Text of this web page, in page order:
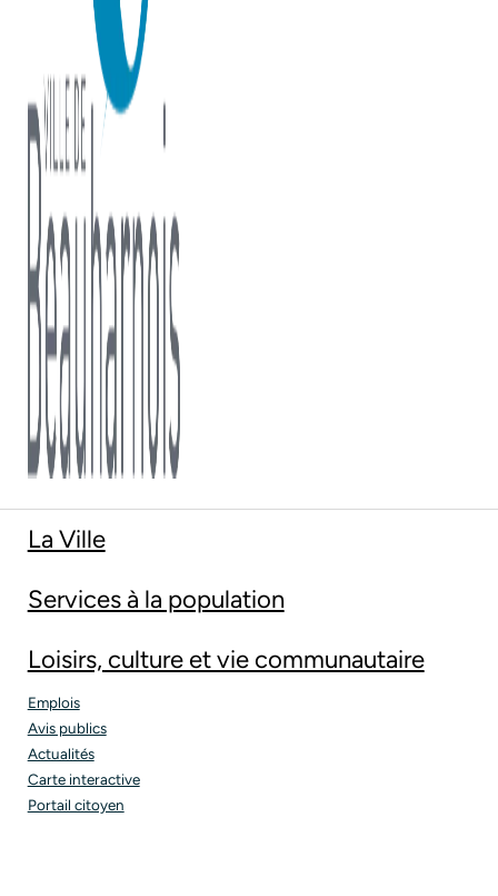
La Ville
Services à la population
Loisirs, culture et vie communautaire
Emplois
Avis publics
Actualités
Carte interactive
Portail citoyen